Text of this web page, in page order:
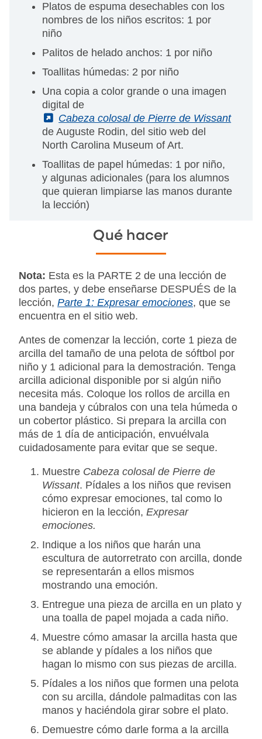
Platos de espuma desechables con los
nombres de los niños escritos: 1 por
niño
Palitos de helado anchos: 1 por niño
Toallitas húmedas: 2 por niño
Una copia a color grande o una imagen
digital de
(External)
Cabeza colosal de Pierre de Wissant
de Auguste Rodin, del sitio web del
North Carolina Museum of Art.
Toallitas de papel húmedas: 1 por niño,
y algunas adicionales (para los alumnos
que quieran limpiarse las manos durante
la lección)
Qué hacer
Nota: Esta es la PARTE 2 de una lección de
dos partes, y debe enseñarse DESPUÉS de la
lección, Parte 1: Expresar emociones, que se
encuentra en el sitio web.
Antes de comenzar la lección, corte 1 pieza de
arcilla del tamaño de una pelota de sóftbol por
niño y 1 adicional para la demostración. Tenga
arcilla adicional disponible por si algún niño
necesita más. Coloque los rollos de arcilla en
una bandeja y cúbralos con una tela húmeda o
un cobertor plástico. Si prepara la arcilla con
más de 1 día de anticipación, envuélvala
cuidadosamente para evitar que se seque.
Muestre Cabeza colosal de Pierre de
Wissant. Pídales a los niños que revisen
cómo expresar emociones, tal como lo
hicieron en la lección, Expresar
emociones.
Indique a los niños que harán una
escultura de autorretrato con arcilla, donde
se representarán a ellos mismos
mostrando una emoción.
Entregue una pieza de arcilla en un plato y
una toalla de papel mojada a cada niño.
Muestre cómo amasar la arcilla hasta que
se ablande y pídales a los niños que
hagan lo mismo con sus piezas de arcilla.
Pídales a los niños que formen una pelota
con su arcilla, dándole palmaditas con las
manos y haciéndola girar sobre el plato.
Demuestre cómo darle forma a la arcilla